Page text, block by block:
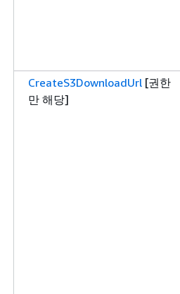
CreateS3DownloadUrl [권한
만 해당]